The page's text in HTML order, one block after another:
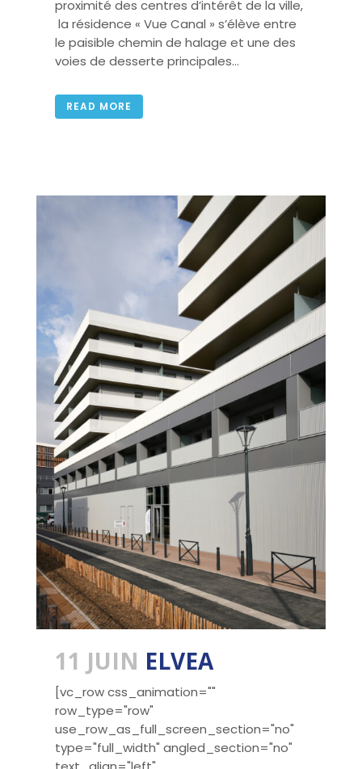
proximité des centres d’intérêt de la ville,
la résidence « Vue Canal » s’élève entre
le paisible chemin de halage et une des
voies de desserte principales...
READ MORE
11 JUIN ELVEA
[vc_row css_animation=""
row_type="row"
use_row_as_full_screen_section="no"
type="full_width" angled_section="no"